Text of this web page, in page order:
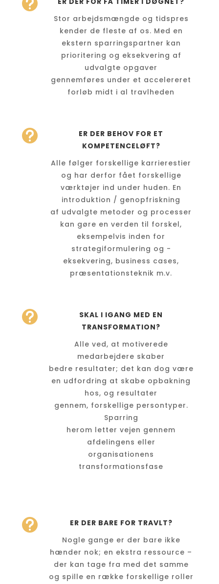

Stor arbejdsmængde og tidspres
kender de fleste af os. Med en
ekstern sparringspartner kan
prioritering og eksekvering af
udvalgte opgaver
gennemføres under et accelereret
forløb midt i al travlheden

ER DER BEHOV FOR ET
KOMPETENCELØFT?
Alle følger forskellige karrierestier
og har derfor fået forskellige
værktøjer ind under huden. En
introduktion / genopfriskning
af udvalgte metoder og processer
kan gøre en verden til forskel,
eksempelvis inden for
strategiformulering og -
eksekvering, business cases,
præsentationsteknik m.v.

SKAL I IGANG MED EN
TRANSFORMATION?
Alle ved, at motiverede
medarbejdere skaber
bedre resultater; det kan dog være
en udfordring at skabe opbakning
hos, og resultater
gennem, forskellige persontyper.
Sparring
herom letter vejen gennem
afdelingens eller
organisationens
transformationsfase

ER DER BARE FOR TRAVLT?
Nogle gange er der bare ikke
hænder nok; en ekstra ressource –
der kan tage fra med det samme
og spille en række forskellige roller